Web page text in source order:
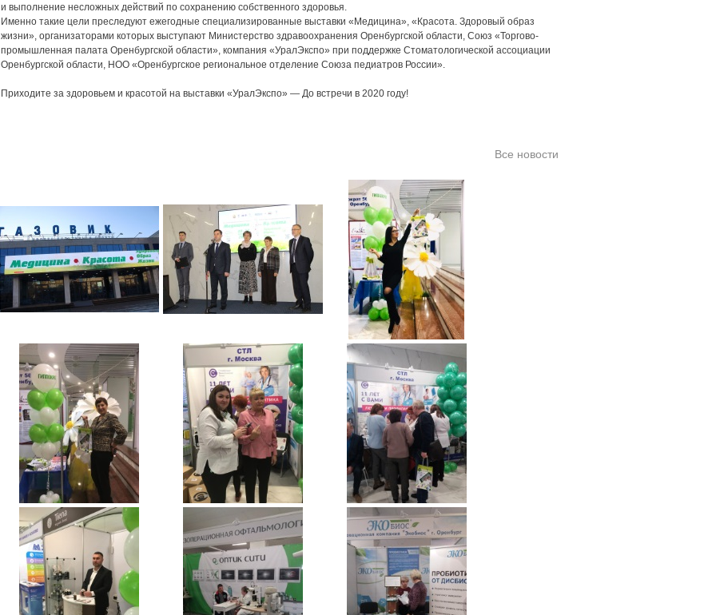
и выполнение несложных действий по сохранению собственного здоровья.
Именно такие цели преследуют ежегодные специализированные выставки «Медицина», «Красота. Здоровый образ
жизни», организаторами которых выступают Министерство здравоохранения Оренбургской области, Союз «Торгово-
промышленная палата Оренбургской области», компания «УралЭкспо» при поддержке Стоматологической ассоциации
Оренбургской области, НОО «Оренбургское региональное отделение Союза педиатров России».
Приходите за здоровьем и красотой на выставки «УралЭкспо» — До встречи в 2020 году!
Все новости